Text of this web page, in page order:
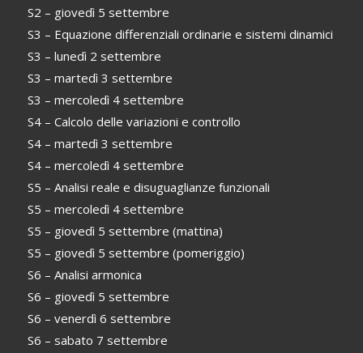
S2 – giovedì 5 settembre
S3 – Equazione differenziali ordinarie e sistemi dinamici
S3 – lunedì 2 settembre
S3 – martedì 3 settembre
S3 – mercoledì 4 settembre
S4 – Calcolo delle variazioni e controllo
S4 – martedì 3 settembre
S4 – mercoledì 4 settembre
S5 – Analisi reale e disuguaglianze funzionali
S5 – mercoledì 4 settembre
S5 – giovedì 5 settembre (mattina)
S5 – giovedì 5 settembre (pomeriggio)
S6 – Analisi armonica
S6 – giovedì 5 settembre
S6 – venerdì 6 settembre
S6 – sabato 7 settembre